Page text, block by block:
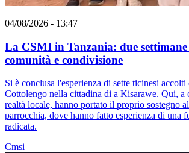
04/08/2026 - 13:47
La CSMI in Tanzania: due
comunità e condivisione
Si è conclusa l'esperienza di sette ticinesi accolti
Cottolengo nella cittadina di a Kisarawe. Qui, a
realtà locale, hanno portato il proprio sostegno
parrocchia, dove hanno fatto esperienza di una
radicata.
Cmsi